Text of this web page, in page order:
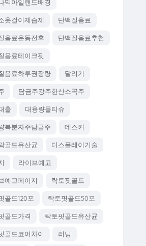
믹아일랜드배경
옷걸이제습제 단백질음료
음료운동전후 단백질음료추천
음료테이크핏
음료하루권장량 달리기
담금주강주한산소곡주
출 대용량물티슈
복분자주담금주 데스커
골드유산균 디스플레이기술
라이브예고
예고페이지 락토핏골드
골드120포 락토핏골드50포
골드가격 락토핏골드유산균
골드코어차이 러닝